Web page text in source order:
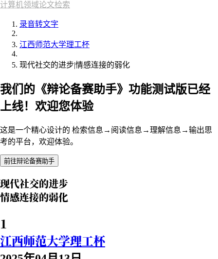
计算机领域论文检索
录音转文字
江西师范大学理工杯
现代社交的进步|情感连接的弱化
我们的《辩论备赛助手》功能测试版已经
上线！欢迎您体验
这是一个精心设计的 检索信息→阅读信息→理解信息→输出思
考的平台，欢迎体验。
前往辩论备赛助手
现代社交的进步
情感连接的弱化
1
江西师范大学理工杯